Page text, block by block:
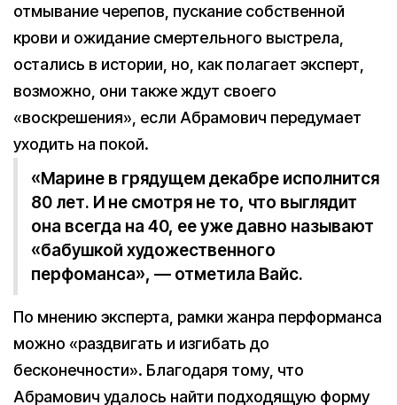
отмывание черепов, пускание собственной
крови и ожидание смертельного выстрела,
остались в истории, но, как полагает эксперт,
возможно, они также ждут своего
«воскрешения», если Абрамович передумает
уходить на покой.
«Марине в грядущем декабре исполнится
80 лет. И не смотря не то, что выглядит
она всегда на 40, ее уже давно называют
«бабушкой художественного
перфоманса», — отметила Вайс.
По мнению эксперта, рамки жанра перформанса
можно «раздвигать и изгибать до
бесконечности». Благодаря тому, что
Абрамович удалось найти подходящую форму